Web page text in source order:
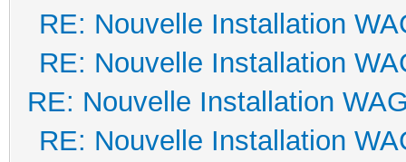
RE: Nouvelle Installation
RE: Nouvelle Installation
RE: Nouvelle Installation
RE: Nouvelle Installation